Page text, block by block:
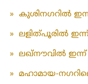
» കുശിനഗറിൽ
» ലളിത്പൂരിൽ
» ലഖ്‌നൗവിൽ ഇന്ന്
» മഹാമായ-